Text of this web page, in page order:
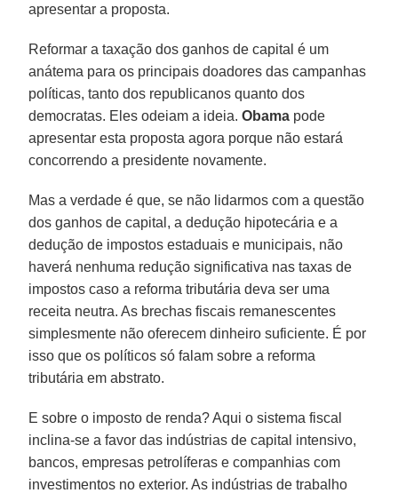
apresentar a proposta.
Reformar a taxação dos ganhos de capital é um
anátema para os principais doadores das campanhas
políticas, tanto dos republicanos quanto dos
democratas. Eles odeiam a ideia.Obama pode
apresentar esta proposta agora porque não estará
concorrendo a presidente novamente.
Mas a verdade é que, se não lidarmos com a questão
dos ganhos de capital, a dedução hipotecária e a
dedução de impostos estaduais e municipais, não
haverá nenhuma redução significativa nas taxas de
impostos caso a reforma tributária deva ser uma
receita neutra. As brechas fiscais remanescentes
simplesmente não oferecem dinheiro suficiente. É por
isso que os políticos só falam sobre a reforma
tributária em abstrato.
E sobre o imposto de renda? Aqui o sistema fiscal
inclina-se a favor das indústrias de capital intensivo,
bancos, empresas petrolíferas e companhias com
investimentos no exterior. As indústrias de trabalho